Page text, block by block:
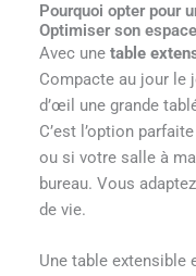
Pourquoi opter pour
Optimiser son
Avec une table
Compacte au jour le
d’œil une grande
C’est l’option
ou si votre salle à
bureau. Vous
de vie.
Une table extensible